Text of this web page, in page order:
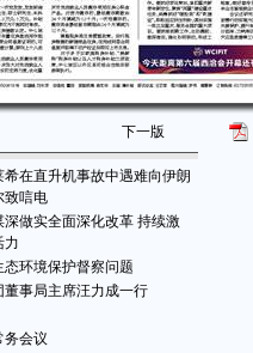
下一版
在直升机事故中遇难向伊朗
致唁电
做实全面深化改革 持续激
力
环境保护督察问题
事局主席汪力成一行
务会议